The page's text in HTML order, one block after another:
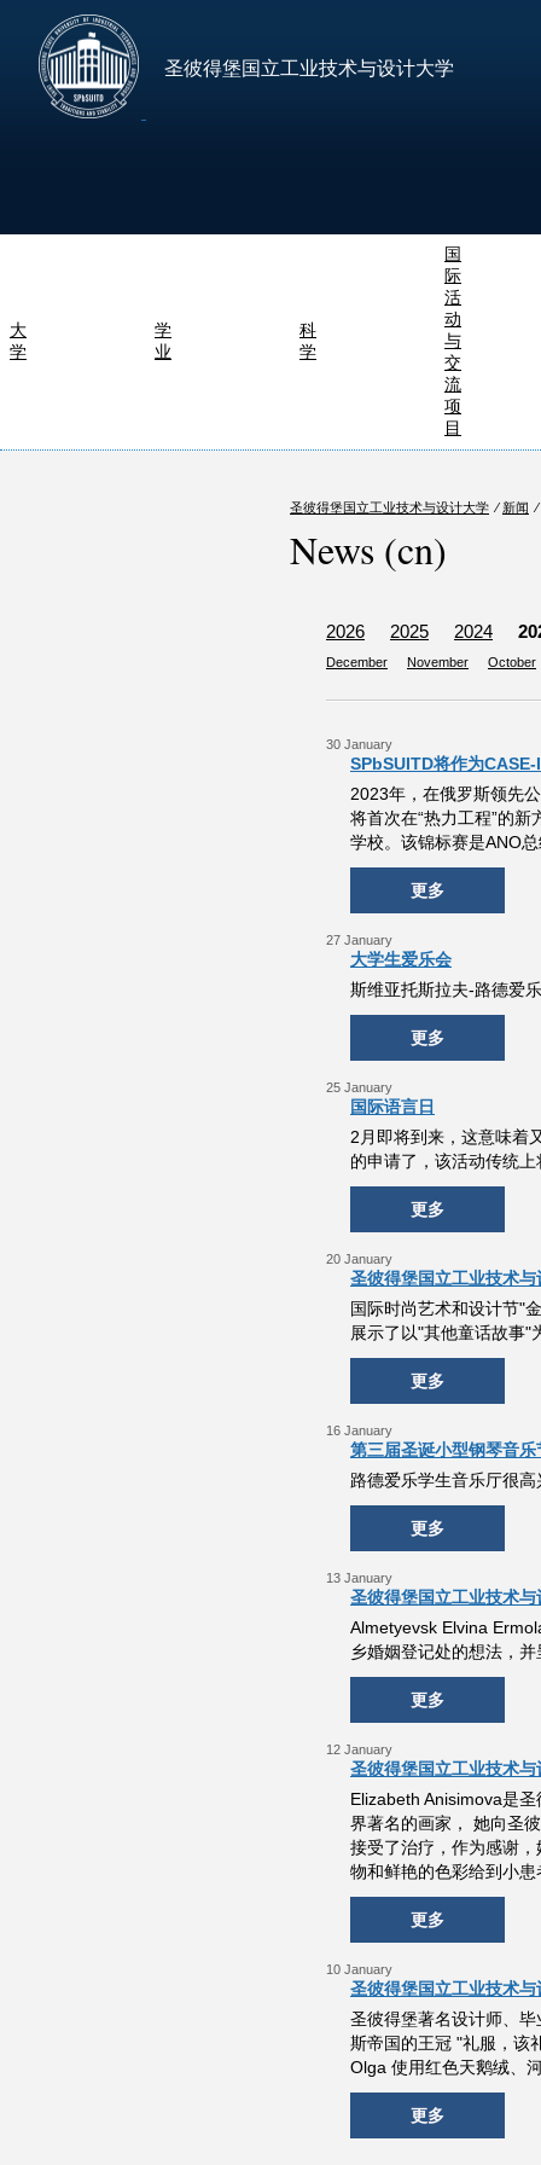
圣彼得堡国立工业技术与设计大学
大
学
学
业
科
学
国
际
活
动
与
交
流
项
目
圣彼得堡国立工业技术与设计大学 ⁄ 新闻 ⁄
News (cn)
2026 2025 2024
December November October
30 January
SPbSUITD将作为
2023年，在俄罗斯领先
将首次在“热力工程”的
学校。该锦标赛是ANO
更多
27 January
大学生爱乐会
斯维亚托斯拉夫-路德爱
更多
25 January
国际语言日
2月即将到来，这意味
的申请了，该活动传统
更多
20 January
圣彼得堡国立工业技术
国际时尚艺术和设计节"
展示了以"其他童话故事"
更多
16 January
第三届圣诞小型钢琴音
路德爱乐学生音乐厅很
更多
13 January
圣彼得堡国立工业技术
Almetyevsk Elvina
乡婚姻登记处的想法，
更多
12 January
圣彼得堡国立工业技术
Elizabeth Anisimova是
界著名的画家， 她向圣
接受了治疗，作为感谢
物和鲜艳的色彩给到小
更多
10 January
圣彼得堡国立工业技术
圣彼得堡著名设计师、
斯帝国的王冠 "礼服，该
Olga 使用红色天鹅绒、
更多